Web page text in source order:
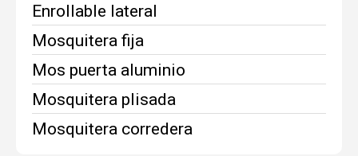
Enrollable lateral
Mosquitera fija
Mos puerta aluminio
Mosquitera plisada
Mosquitera corredera